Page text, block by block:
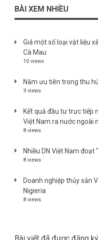
BÀI XEM NHIỀU
Giá một số loại vật liệu
Cà Mau
10 views
Năm ưu tiên trong thu
9 views
Kết quả đầu tư trực tiếp
Việt Nam ra nước ngoài
8 views
Nhiều DN Việt Nam đoạt
8 views
Doanh nghiệp thủy sản
Nigieria
8 views